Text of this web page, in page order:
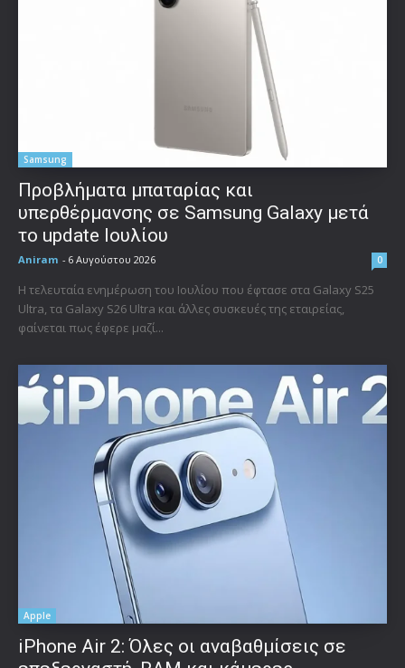
Samsung
Προβλήματα μπαταρίας και
υπερθέρμανσης σε Samsung Galaxy μετά
το update Ιουλίου
Aniram - 6 Αυγούστου 2026 0
Η τελευταία ενημέρωση του Ιουλίου που έφτασε στα Galaxy S25
Ultra, τα Galaxy S26 Ultra και άλλες συσκευές της εταιρείας,
φαίνεται πως έφερε μαζί...
Apple
iPhone Air 2: Όλες οι αναβαθμίσεις σε